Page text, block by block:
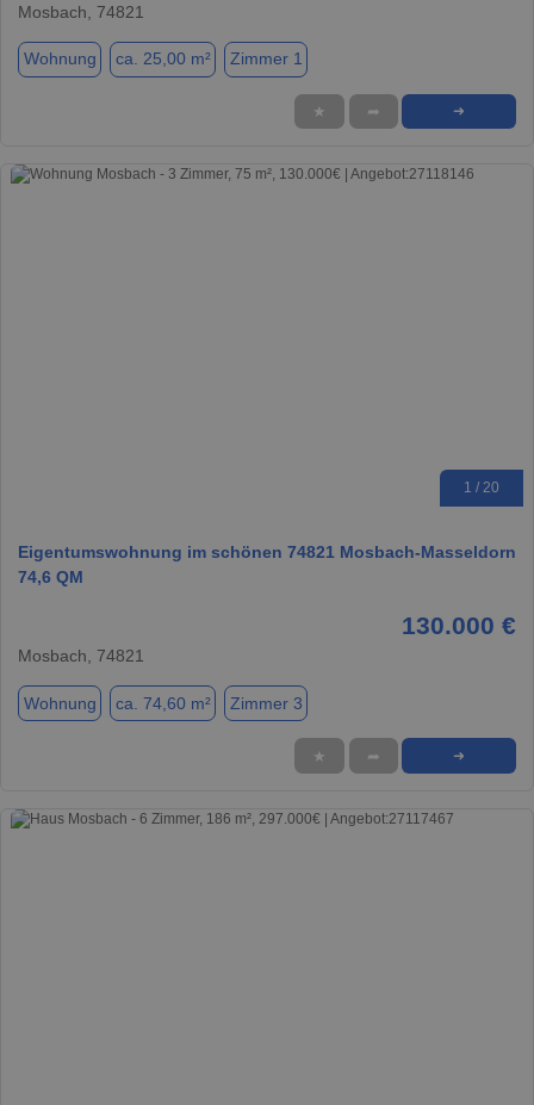
Mosbach, 74821
Wohnung ca. 25,00 m² Zimmer 1
★ ➦ ➜
1 / 20
Eigentumswohnung im schönen 74821 Mosbach-Masseldorn
74,6 QM
130.000 €
Mosbach, 74821
Wohnung ca. 74,60 m² Zimmer 3
★ ➦ ➜